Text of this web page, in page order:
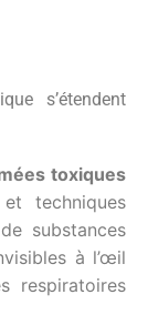
s’étendent
toxiques
techniques
substances
à l’œil
respiratoires